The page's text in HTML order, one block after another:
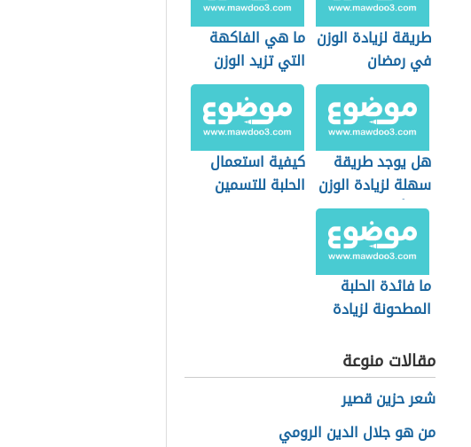
طريقة لزيادة الوزن
في رمضان
ما هي الفاكهة
التي تزيد الوزن
هل يوجد طريقة
سهلة لزيادة الوزن
في أسبوع؟
كيفية استعمال
الحلبة للتسمين
ما فائدة الحلبة
المطحونة لزيادة
مقالات منوعة
شعر حزين قصير
من هو جلال الدين الرومي